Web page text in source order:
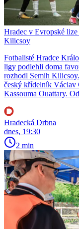
Hradec v Evropské
Kilicsoy
Fotbalisté Hradce
ligy podlehli doma
rozhodl Semih
český křídelník Václav
Kassouma Ouattary.
Hradecká Drbna
dnes, 19:30
2 min